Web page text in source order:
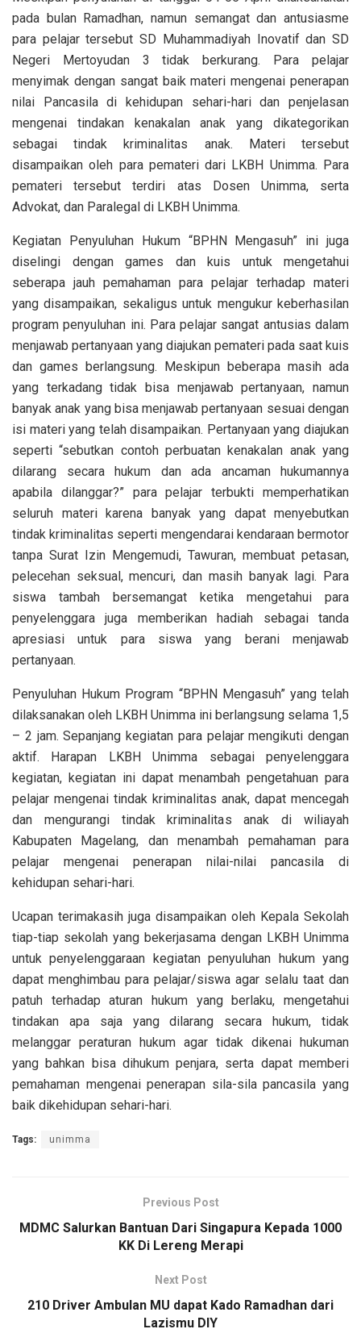
pada bulan Ramadhan, namun semangat dan antusiasme
para pelajar tersebut SD Muhammadiyah Inovatif dan SD
Negeri Mertoyudan 3 tidak berkurang. Para pelajar
menyimak dengan sangat baik materi mengenai penerapan
nilai Pancasila di kehidupan sehari-hari dan penjelasan
mengenai tindakan kenakalan anak yang dikategorikan
sebagai tindak kriminalitas anak. Materi tersebut
disampaikan oleh para pemateri dari LKBH Unimma. Para
pemateri tersebut terdiri atas Dosen Unimma, serta
Advokat, dan Paralegal di LKBH Unimma.
Kegiatan Penyuluhan Hukum “BPHN Mengasuh” ini juga
diselingi dengan games dan kuis untuk mengetahui
seberapa jauh pemahaman para pelajar terhadap materi
yang disampaikan, sekaligus untuk mengukur keberhasilan
program penyuluhan ini. Para pelajar sangat antusias dalam
menjawab pertanyaan yang diajukan pemateri pada saat kuis
dan games berlangsung. Meskipun beberapa masih ada
yang terkadang tidak bisa menjawab pertanyaan, namun
banyak anak yang bisa menjawab pertanyaan sesuai dengan
isi materi yang telah disampaikan. Pertanyaan yang diajukan
seperti “sebutkan contoh perbuatan kenakalan anak yang
dilarang secara hukum dan ada ancaman hukumannya
apabila dilanggar?” para pelajar terbukti memperhatikan
seluruh materi karena banyak yang dapat menyebutkan
tindak kriminalitas seperti mengendarai kendaraan bermotor
tanpa Surat Izin Mengemudi, Tawuran, membuat petasan,
pelecehan seksual, mencuri, dan masih banyak lagi. Para
siswa tambah bersemangat ketika mengetahui para
penyelenggara juga memberikan hadiah sebagai tanda
apresiasi untuk para siswa yang berani menjawab
pertanyaan.
Penyuluhan Hukum Program “BPHN Mengasuh” yang telah
dilaksanakan oleh LKBH Unimma ini berlangsung selama 1,5
– 2 jam. Sepanjang kegiatan para pelajar mengikuti dengan
aktif. Harapan LKBH Unimma sebagai penyelenggara
kegiatan, kegiatan ini dapat menambah pengetahuan para
pelajar mengenai tindak kriminalitas anak, dapat mencegah
dan mengurangi tindak kriminalitas anak di wiliayah
Kabupaten Magelang, dan menambah pemahaman para
pelajar mengenai penerapan nilai-nilai pancasila di
kehidupan sehari-hari.
Ucapan terimakasih juga disampaikan oleh Kepala Sekolah
tiap-tiap sekolah yang bekerjasama dengan LKBH Unimma
untuk penyelenggaraan kegiatan penyuluhan hukum yang
dapat menghimbau para pelajar/siswa agar selalu taat dan
patuh terhadap aturan hukum yang berlaku, mengetahui
tindakan apa saja yang dilarang secara hukum, tidak
melanggar peraturan hukum agar tidak dikenai hukuman
yang bahkan bisa dihukum penjara, serta dapat memberi
pemahaman mengenai penerapan sila-sila pancasila yang
baik dikehidupan sehari-hari.
Tags: unimma
Previous Post
MDMC Salurkan Bantuan Dari Singapura Kepada 1000
KK Di Lereng Merapi
Next Post
210 Driver Ambulan MU dapat Kado Ramadhan dari
Lazismu DIY